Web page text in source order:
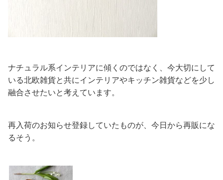
ナチュラル系インテリアに傾くのではなく、今大切にして
いる北欧雑貨と共にインテリアやキッチン雑貨などを少し
融合させたいと考えています。
再入荷のお知らせ登録していたものが、今日から再販にな
るそう。